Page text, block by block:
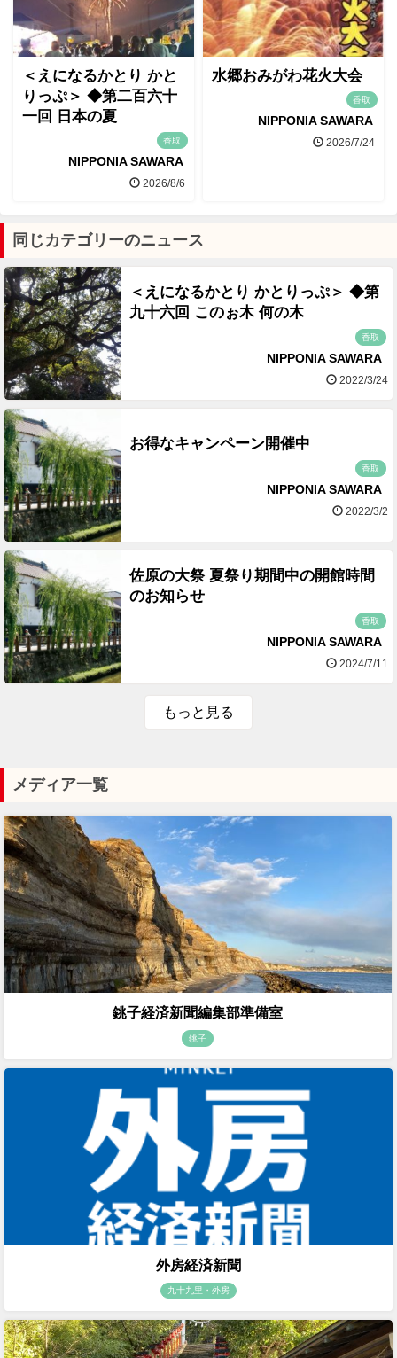
＜えになるかとり かと
りっぷ＞ ◆第二百六十
一回 日本の夏
香取
NIPPONIA SAWARA
2026/8/6
水郷おみがわ花火大会
香取
NIPPONIA SAWARA
2026/7/24
同じカテゴリーのニュース
＜えになるかとり かとりっぷ＞ ◆第
九十六回 このぉ木 何の木
香取
NIPPONIA SAWARA
2022/3/24
お得なキャンペーン開催中
香取
NIPPONIA SAWARA
2022/3/2
佐原の大祭 夏祭り期間中の開館時間
のお知らせ
香取
NIPPONIA SAWARA
2024/7/11
もっと見る
メディア一覧
銚子経済新聞編集部準備室
銚子
外房経済新聞
九十九里・外房